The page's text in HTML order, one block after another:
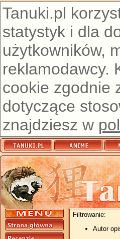
Tanuki.pl
statystyk i dla
użytkowników,
reklamodawcy.
cookie zgodnie
dotyczące
znajdziesz w
Filtrowanie:
Autor